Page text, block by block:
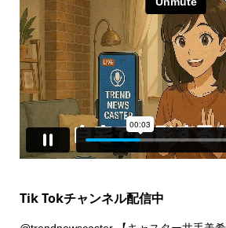
Tik Tokチャンネル配信中